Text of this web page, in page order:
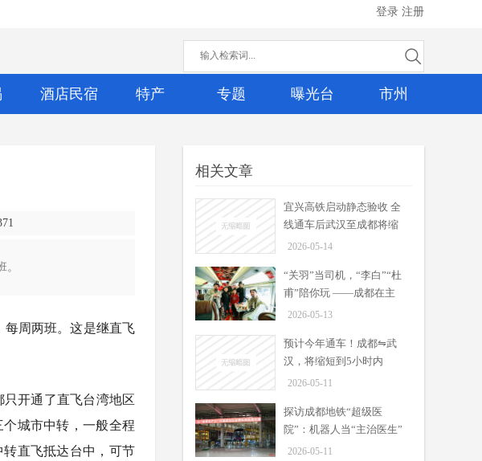
登录 注册
酒店民宿 特产 专题 曝光台 市州
每周两班。这是继直飞
开通了直飞台湾地区
城市中转，一般全程
直飞抵达台中，可节
相关文章
宜兴高铁启动静态验收 全
线通车后武汉至成都将缩
短至5小时内
2026-05-14
“关羽”当司机，“李白”“杜
甫”陪你玩 ——成都在主
题观光巴士里装下一座城
2026-05-13
预计今年通车！成都⇋武
汉，将缩短到5小时内
2026-05-11
探访成都地铁“超级医
院”：机器人当“主治医生”
一年可“接诊”625辆列车
2026-05-11
车后武汉至成都将缩短至5小时
据铁路部门资料显示，宜兴高铁预
运行时间将压缩至4小时以内，武汉
至成都将缩短至5小时以内。
“关羽”当司机，“李白”“杜
甫”陪你玩 ——成都在主题观光